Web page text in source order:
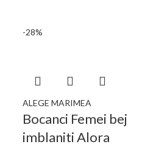
-28%
ALEGE MARIMEA
Bocanci Femei bej
imblaniti Alora